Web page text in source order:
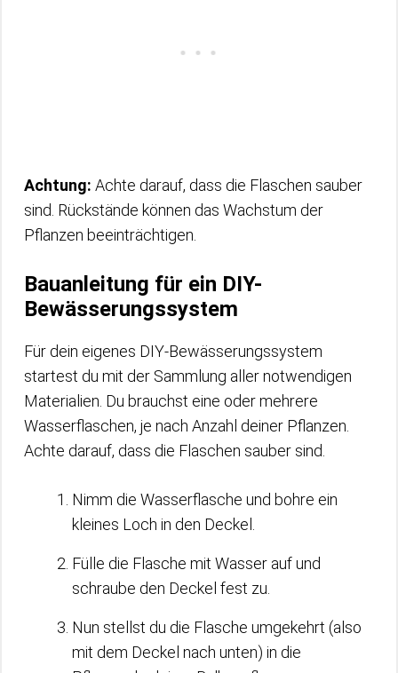
Achtung: Achte darauf, dass die Flaschen sauber
sind. Rückstände können das Wachstum der
Pflanzen beeinträchtigen.
Bauanleitung für ein DIY-
Bewässerungssystem
Für dein eigenes DIY-Bewässerungssystem
startest du mit der Sammlung aller notwendigen
Materialien. Du brauchst eine oder mehrere
Wasserflaschen, je nach Anzahl deiner Pflanzen.
Achte darauf, dass die Flaschen sauber sind.
Nimm die Wasserflasche und bohre ein
kleines Loch in den Deckel.
Fülle die Flasche mit Wasser auf und
schraube den Deckel fest zu.
Nun stellst du die Flasche umgekehrt (also
mit dem Deckel nach unten) in die